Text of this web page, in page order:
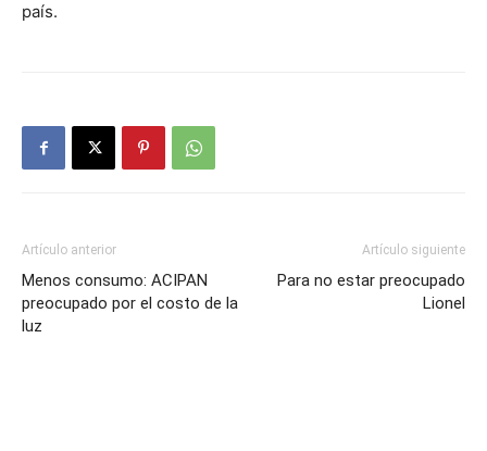
país.
Artículo anterior
Menos consumo: ACIPAN
preocupado por el costo de la
luz
Artículo siguiente
Para no estar preocupado
Lionel